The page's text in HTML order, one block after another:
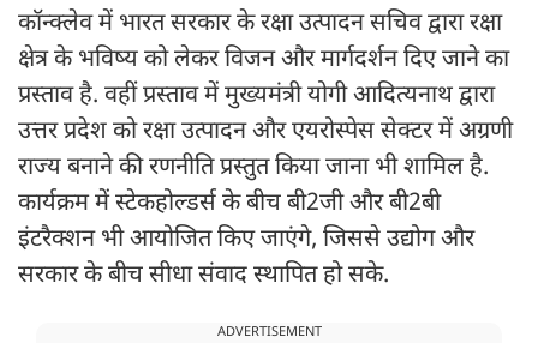
कॉन्क्लेव में भारत सरकार के रक्षा उत्पादन सचिव द्वारा रक्षा
क्षेत्र के भविष्य को लेकर विजन और मार्गदर्शन दिए जाने का
प्रस्ताव है. वहीं प्रस्ताव में मुख्यमंत्री योगी आदित्यनाथ द्वारा
उत्तर प्रदेश को रक्षा उत्पादन और एयरोस्पेस सेक्टर में अग्रणी
राज्य बनाने की रणनीति प्रस्तुत किया जाना भी शामिल है.
कार्यक्रम में स्टेकहोल्डर्स के बीच बी2जी और बी2बी
इंटरैक्शन भी आयोजित किए जाएंगे, जिससे उद्योग और
सरकार के बीच सीधा संवाद स्थापित हो सके.
ADVERTISEMENT